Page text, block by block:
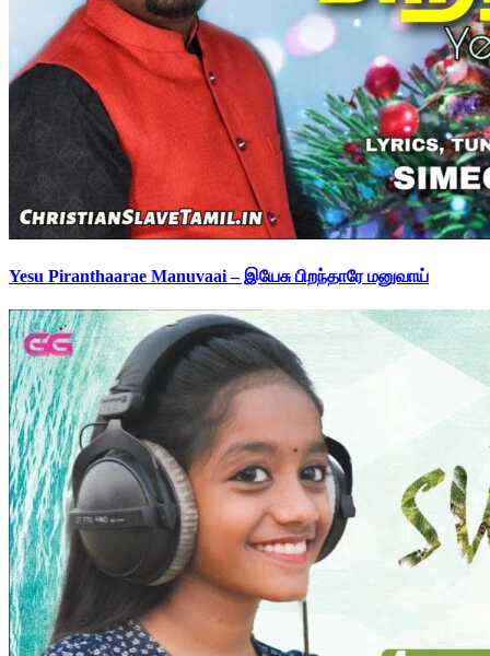
Yesu Piranthaarae Manuvaai – இயேசு பிறந்தாரே மனுவாய்